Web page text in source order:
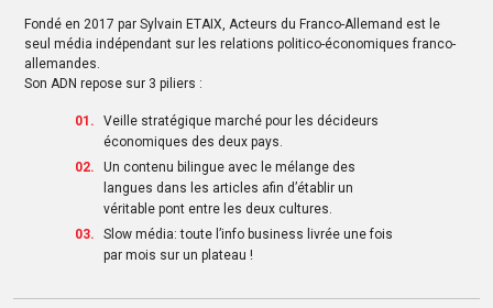
Fondé en 2017 par Sylvain ETAIX, Acteurs du Franco-Allemand est le
seul média indépendant sur les relations politico-économiques franco-
allemandes.
Son ADN repose sur 3 piliers :
Veille stratégique marché pour les décideurs
économiques des deux pays.
Un contenu bilingue avec le mélange des
langues dans les articles afin d’établir un
véritable pont entre les deux cultures.
Slow média: toute l’info business livrée une fois
par mois sur un plateau !